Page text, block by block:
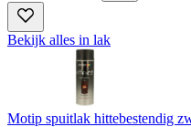
Bekijk alles in lak
Motip spuitlak hittebestendig